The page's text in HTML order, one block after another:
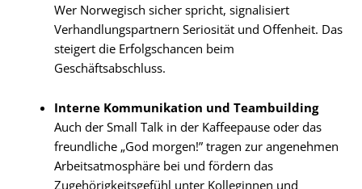
Wer Norwegisch sicher spricht, signalisiert
Verhandlungspartnern Seriosität und Offenheit. Das
steigert die Erfolgschancen beim
Geschäftsabschluss.
Interne Kommunikation und Teambuilding
Auch der Small Talk in der Kaffeepause oder das
freundliche „God morgen!” tragen zur angenehmen
Arbeitsatmosphäre bei und fördern das
Zugehörigkeitsgefühl unter Kolleginnen und